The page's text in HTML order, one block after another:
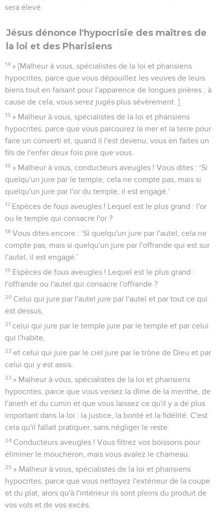
sera élevé.
Jésus dénonce l'hypocrisie des maîtres de
la loi et des Pharisiens
14 » [Malheur à vous, spécialistes de la loi et pharisiens
hypocrites, parce que vous dépouillez les veuves de leurs
biens tout en faisant pour l'apparence de longues prières ; à
cause de cela, vous serez jugés plus sévèrement. ]
15 » Malheur à vous, spécialistes de la loi et pharisiens
hypocrites, parce que vous parcourez la mer et la terre pour
faire un converti et, quand il l'est devenu, vous en faites un
fils de l'enfer deux fois pire que vous.
16 » Malheur à vous, conducteurs aveugles ! Vous dites : ‘Si
quelqu'un jure par le temple, cela ne compte pas, mais si
quelqu'un jure par l'or du temple, il est engagé.’
17 Espèces de fous aveugles ! Lequel est le plus grand : l'or
ou le temple qui consacre l'or ?
18 Vous dites encore : ‘Si quelqu'un jure par l'autel, cela ne
compte pas, mais si quelqu'un jure par l'offrande qui est sur
l'autel, il est engagé.’
19 Espèces de fous aveugles ! Lequel est le plus grand :
l'offrande ou l'autel qui consacre l'offrande ?
20 Celui qui jure par l'autel jure par l'autel et par tout ce qui
est dessus,
21 celui qui jure par le temple jure par le temple et par celui
qui l'habite,
22 et celui qui jure par le ciel jure par le trône de Dieu et par
celui qui y est assis.
23 » Malheur à vous, spécialistes de la loi et pharisiens
hypocrites, parce que vous versez la dîme de la menthe, de
l'aneth et du cumin et que vous laissez ce qu'il y a de plus
important dans la loi : la justice, la bonté et la fidélité. C'est
cela qu'il fallait pratiquer, sans négliger le reste.
24 Conducteurs aveugles ! Vous filtrez vos boissons pour
éliminer le moucheron, mais vous avalez le chameau.
25 » Malheur à vous, spécialistes de la loi et pharisiens
hypocrites, parce que vous nettoyez l'extérieur de la coupe
et du plat, alors qu'à l'intérieur ils sont pleins du produit de
vos vols et de vos excès.